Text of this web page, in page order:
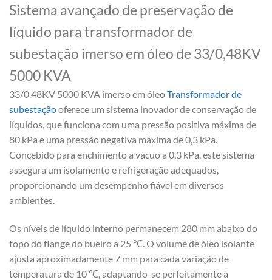
Sistema avançado de preservação de
líquido para transformador de
subestação imerso em óleo de 33/0,48KV
5000 KVA
33/0.48KV 5000 KVA imerso em óleoTransformador de
subestaçãooferece um sistema inovador de conservação de
líquidos, que funciona com uma pressão positiva máxima de
80 kPa e uma pressão negativa máxima de 0,3 kPa.
Concebido para enchimento a vácuo a 0,3 kPa, este sistema
assegura um isolamento e refrigeração adequados,
proporcionando um desempenho fiável em diversos
ambientes.
Os níveis de líquido interno permanecem 280 mm abaixo do
topo do flange do bueiro a 25 ℃. O volume de óleo isolante
ajusta aproximadamente 7 mm para cada variação de
temperatura de 10 ℃, adaptando-se perfeitamente à